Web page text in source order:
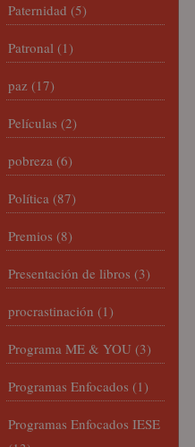
Paternidad (5)
Patronal (1)
paz (17)
Películas (2)
pobreza (6)
Política (87)
Premios (8)
Presentación de libros (3)
procrastinación (1)
Programa ME & YOU (3)
Programas Enfocados (1)
Programas Enfocados IESE